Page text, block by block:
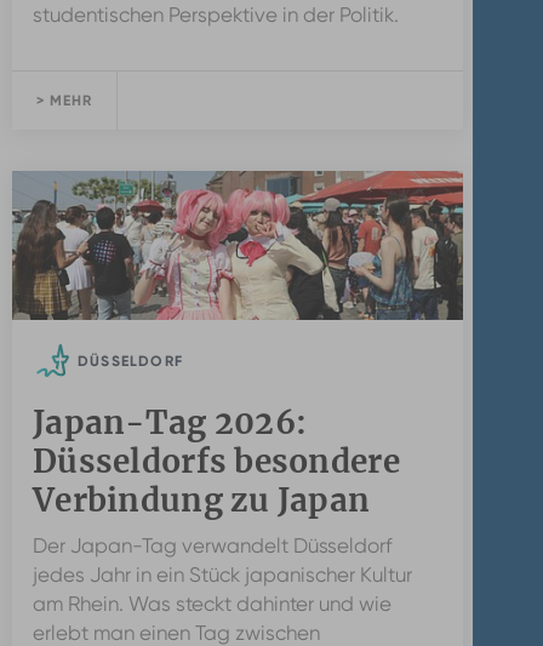
studentischen Perspektive in der Politik.
> MEHR
DÜSSELDORF
Japan-Tag 2026:
Düsseldorfs besondere
Verbindung zu Japan
Der Japan-Tag verwandelt Düsseldorf
jedes Jahr in ein Stück japanischer Kultur
am Rhein. Was steckt dahinter und wie
erlebt man einen Tag zwischen